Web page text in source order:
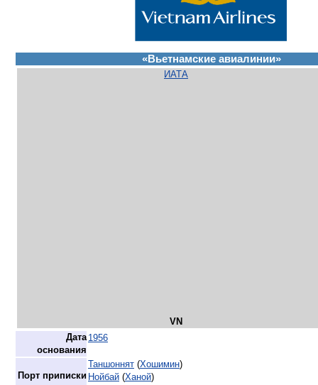
«Вьетнамские авиалинии»
ИАТА
VN
Дата
основания
1956
Порт приписки
Таншоннят (Хошимин)
Нойбай (Ханой)